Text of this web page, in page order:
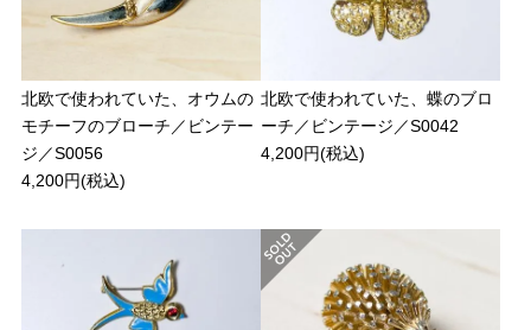
北欧で使われていた、オウムの
モチーフのブローチ／ビンテー
ジ／S0056
4,200円(税込)
北欧で使われていた、蝶のブロ
ーチ／ビンテージ／S0042
4,200円(税込)